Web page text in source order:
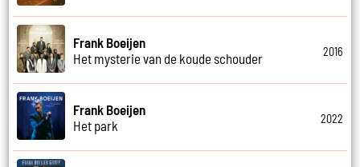
Frank Boeijen
Het mysterie van de koude schouder
2016
Frank Boeijen
Het park
2022